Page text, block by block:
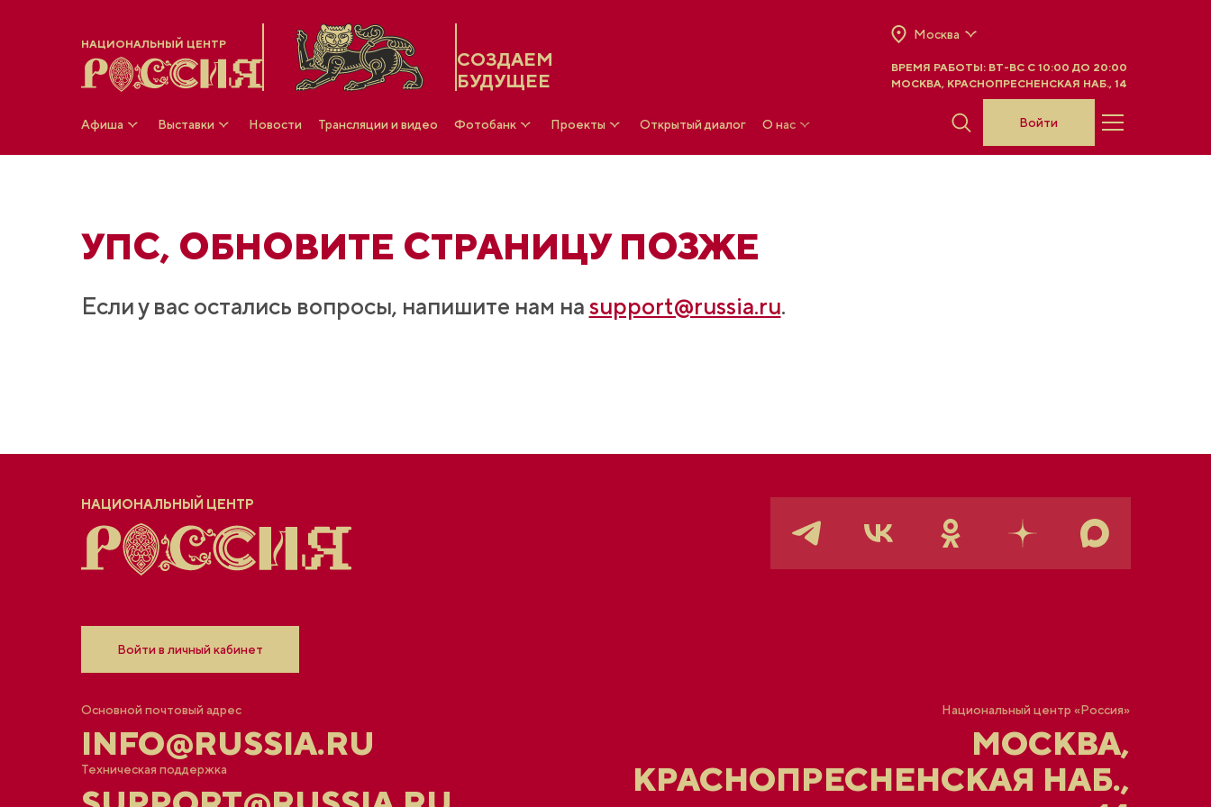
НАЦИОНАЛЬНЫЙ ЦЕНТР
СОЗДАЕМ
БУДУЩЕЕ
Москва
ВРЕМЯ РАБОТЫ:ВТ-ВС C 10:00 ДО 20:00
МОСКВА, КРАСНОПРЕСНЕНСКАЯ НАБ., 14
Афиша Выставки Новости Трансляции и видео Фотобанк Проекты Открытый диалог О нас Войти
УПС, ОБНОВИТЕ СТРАНИЦУ ПОЗЖЕ
Если у вас остались вопросы, напишите нам наsupport@russia.ru.
НАЦИОНАЛЬНЫЙ ЦЕНТР
Войти в личный кабинет
Основной почтовый адрес
INFO@RUSSIA.RU
Техническая поддержка
Национальный центр «Россия»
МОСКВА,
КРАСНОПРЕСНЕНСКАЯ НАБ.,